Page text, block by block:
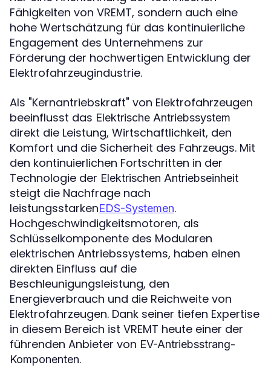
Fähigkeiten von VREMT, sondern auch eine
hohe Wertschätzung für das kontinuierliche
Engagement des Unternehmens zur
Förderung der hochwertigen Entwicklung der
Elektrofahrzeugindustrie.
Als "Kernantriebskraft" von Elektrofahrzeugen
beeinflusst das Elektrische Antriebssystem
direkt die Leistung, Wirtschaftlichkeit, den
Komfort und die Sicherheit des Fahrzeugs. Mit
den kontinuierlichen Fortschritten in der
Technologie der Elektrischen Antriebseinheit
steigt die Nachfrage nach
leistungsstarkenEDS-Systemen.
Hochgeschwindigkeitsmotoren, als
Schlüsselkomponente des Modularen
elektrischen Antriebssystems, haben einen
direkten Einfluss auf die
Beschleunigungsleistung, den
Energieverbrauch und die Reichweite von
Elektrofahrzeugen. Dank seiner tiefen Expertise
in diesem Bereich ist VREMT heute einer der
führenden Anbieter von EV-Antriebsstrang-
Komponenten.